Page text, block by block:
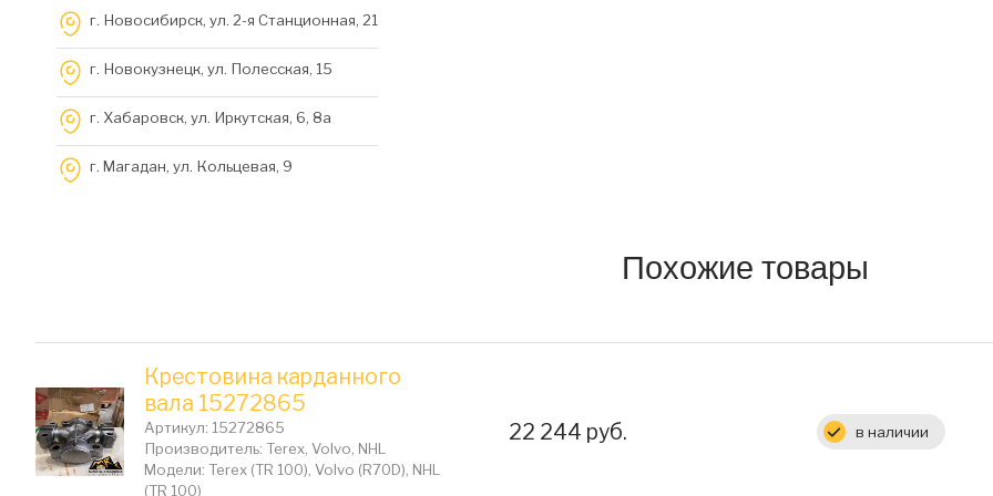
г. Новосибирск, ул. 2-я Станционная, 21
г. Новокузнецк, ул. Полесская, 15
г. Хабаровск, ул. Иркутская, 6, 8a
г. Магадан, ул. Кольцевая, 9
Похожие товары
Крестовина карданного
вала 15272865
Артикул: 15272865
Производитель: Terex, Volvo, NHL
Модели: Terex (TR 100), Volvo (R70D), NHL
(TR 100)
Цена:
22 244 руб. в наличии